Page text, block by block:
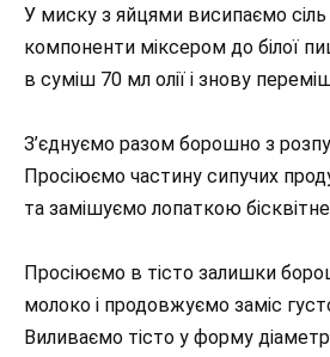
У миску з яйцями висипаємо
компоненти міксером до білої
в суміш 70 мл олії і знову
З’єднуємо разом борошно з
Просіюємо частину сипучих
та замішуємо лопаткою бісквітне
Просіюємо в тісто залишки
молоко і продовжуємо заміс
Виливаємо тісто у форму